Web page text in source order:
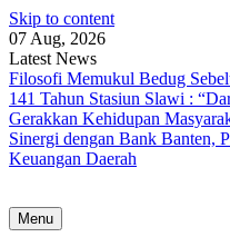
Skip to content
07 Aug, 2026
Latest News
Filosofi Memukul Bedug
141 Tahun Stasiun Slawi :
Gerakkan Kehidupan
Sinergi dengan Bank Banten,
Keuangan Daerah
Menu